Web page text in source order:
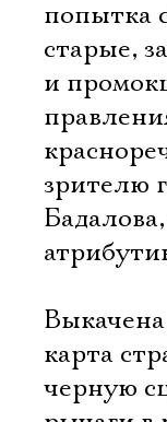
попытка
старые,
и
зрителю
карта
черную